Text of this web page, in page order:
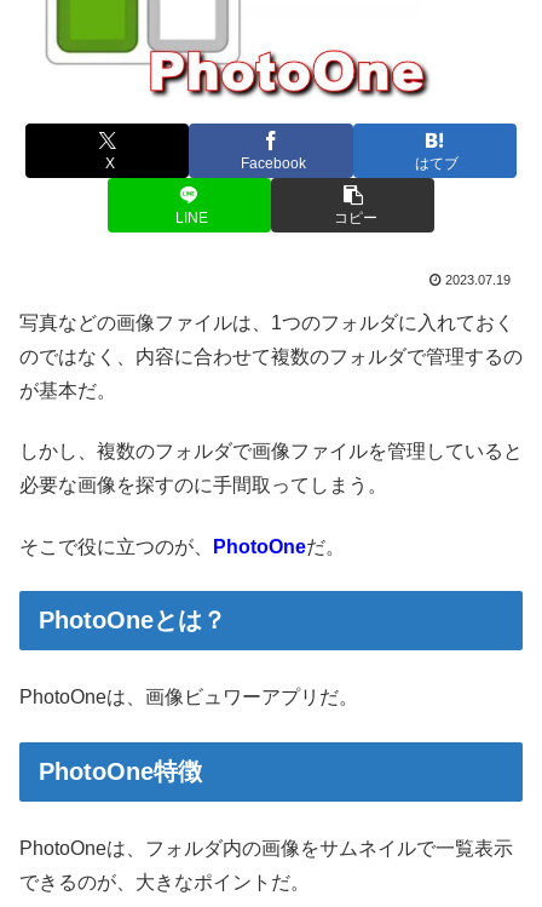
X Facebook はてブ
LINE コピー
2023.07.19
写真などの画像ファイルは、1つのフォルダに入れておく
のではなく、内容に合わせて複数のフォルダで管理するの
が基本だ。
しかし、複数のフォルダで画像ファイルを管理していると
必要な画像を探すのに手間取ってしまう。
そこで役に立つのが、 PhotoOneだ。
PhotoOneとは？
PhotoOneは、画像ビュワーアプリだ。
PhotoOne特徴
PhotoOneは、フォルダ内の画像をサムネイルで一覧表示
できるのが、大きなポイントだ。